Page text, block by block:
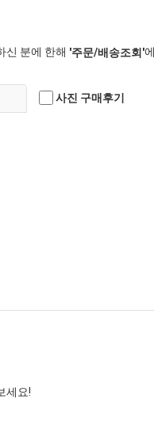
신 분에 한해 '주문/배송조회'
사진 구매후기
세요!